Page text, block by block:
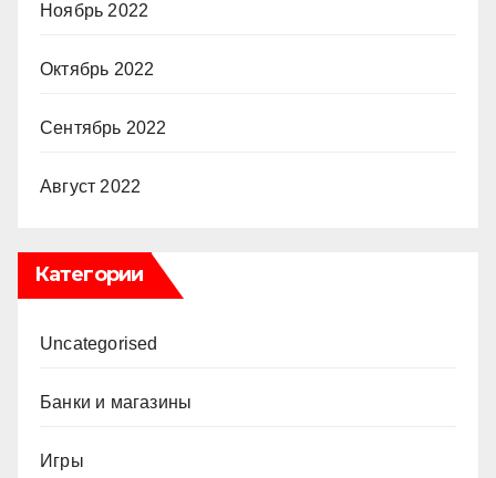
Ноябрь 2022
Октябрь 2022
Сентябрь 2022
Август 2022
Категории
Uncategorised
Банки и магазины
Игры